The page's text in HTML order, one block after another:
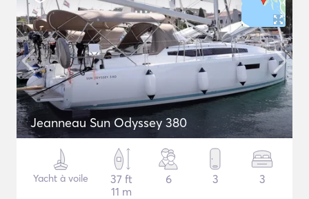
Jeanneau Sun Odyssey 380
Yacht à voile
37 ft
11 m
6 3 3